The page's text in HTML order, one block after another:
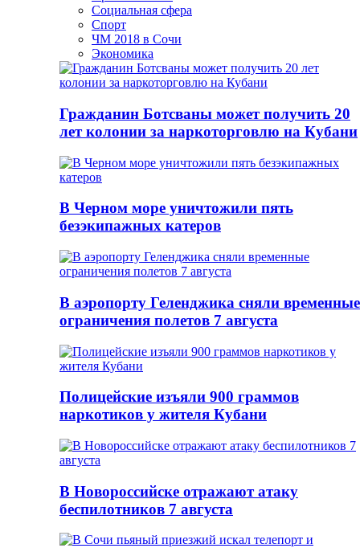
Социальная сфера
Спорт
ЧМ 2018 в Сочи
Экономика
Гражданин Ботсваны может получить 20
лет колонии за наркоторговлю на Кубани
В Черном море уничтожили пять
безэкипажных катеров
В аэропорту Геленджика сняли временные
ограничения полетов 7 августа
Полицейские изъяли 900 граммов
наркотиков у жителя Кубани
В Новороссийске отражают атаку
беспилотников 7 августа